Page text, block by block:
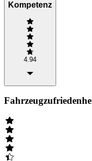
Kompetenz
4.94